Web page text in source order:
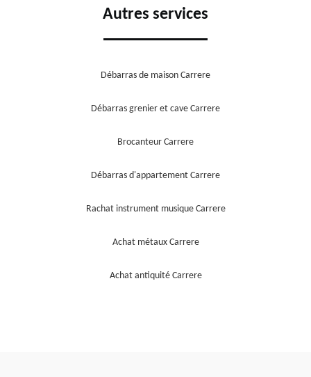
Autres services
Débarras de maison Carrere
Débarras grenier et cave Carrere
Brocanteur Carrere
Débarras d'appartement Carrere
Rachat instrument musique Carrere
Achat métaux Carrere
Achat antiquité Carrere